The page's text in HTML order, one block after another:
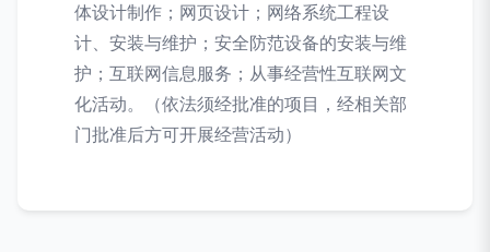
体设计制作；网页设计；网络系统工程设
计、安装与维护；安全防范设备的安装与维
护；互联网信息服务；从事经营性互联网文
化活动。（依法须经批准的项目，经相关部
门批准后方可开展经营活动）